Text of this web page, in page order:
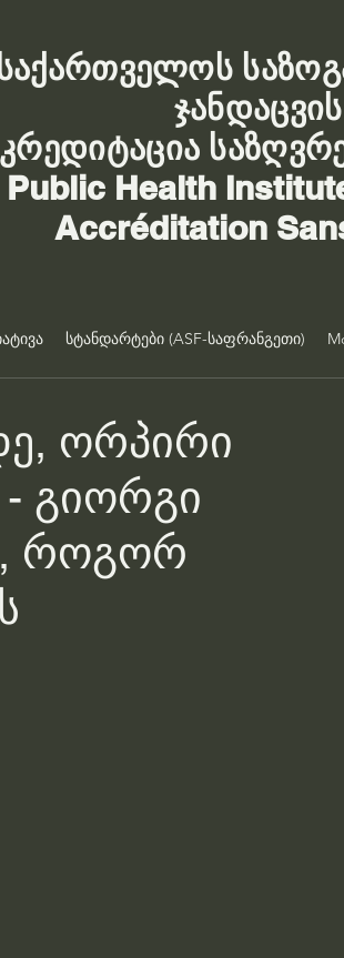
Public Health
Accréditation
სტანდარტები (ASF-საფრანგეთი)
ორპირი
გიორგი
როგორ